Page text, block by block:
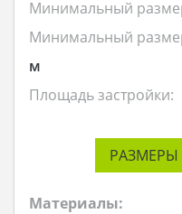
Минимальный
Минимальный
м
Площадь застройки:
Материалы: